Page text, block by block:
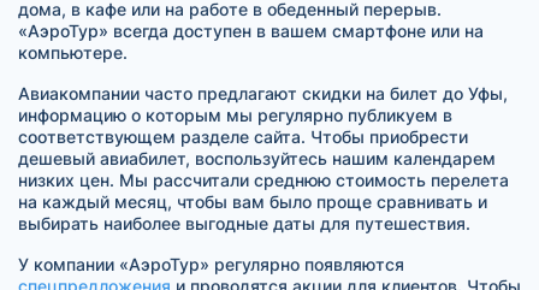
дома, в кафе или на работе в обеденный перерыв.
«АэроТур» всегда доступен в вашем смартфоне или на
компьютере.
Авиакомпании часто предлагают скидки на билет до Уфы,
информацию о которым мы регулярно публикуем в
соответствующем разделе сайта. Чтобы приобрести
дешевый авиабилет, воспользуйтесь нашим календарем
низких цен. Мы рассчитали среднюю стоимость перелета
на каждый месяц, чтобы вам было проще сравнивать и
выбирать наиболее выгодные даты для путешествия.
У компании «АэроТур» регулярно появляются
спецпредложения и проводятся акции для клиентов. Чтобы